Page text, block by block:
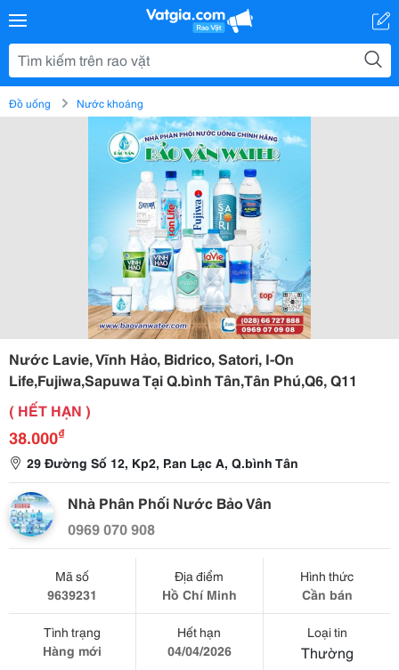
Đồ uống Nước khoáng
Nước Lavie, Vĩnh Hảo, Bidrico, Satori, I-On
Life,Fujiwa,Sapuwa Tại Q.bình Tân,Tân Phú,Q6, Q11
( HẾT HẠN )
38.000₫
29 Đường Số 12, Kp2, P.an Lạc A, Q.bình Tân
Nhà Phân Phối Nước Bảo Vân
0969 070 908
Mã số
9639231
Địa điểm
Hồ Chí Minh
Hình thức
Cần bán
Tình trạng
Hàng mới
Hết hạn
04/04/2026
Loại tin
Thường